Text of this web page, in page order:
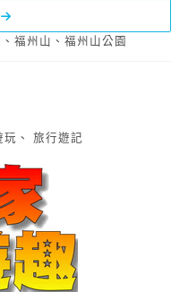
、 福州山 、 福州山公園
玩 、 旅行遊記